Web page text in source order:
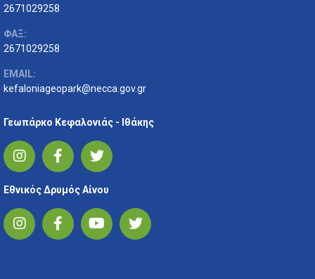
2671029258
ΦΑΞ:
2671029258
EMAIL:
kefaloniageopark@necca.gov.gr
Γεωπάρκο Κεφαλονιάς - Ιθάκης
Εθνικός Δρυμός Αίνου